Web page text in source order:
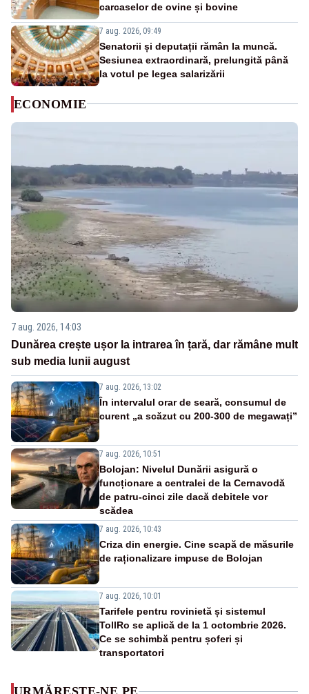
carcaselor de ovine și bovine
7 aug. 2026, 09:49
Senatorii și deputații rămân la muncă.
Sesiunea extraordinară, prelungită până
la votul pe legea salarizării
ECONOMIE
7 aug. 2026, 14:03
Dunărea crește ușor la intrarea în țară, dar rămâne mult
sub media lunii august
7 aug. 2026, 13:02
În intervalul orar de seară, consumul de
curent „a scăzut cu 200-300 de megawați”
7 aug. 2026, 10:51
Bolojan: Nivelul Dunării asigură o
funcționare a centralei de la Cernavodă
de patru-cinci zile dacă debitele vor
scădea
7 aug. 2026, 10:43
Criza din energie. Cine scapă de măsurile
de raționalizare impuse de Bolojan
7 aug. 2026, 10:01
Tarifele pentru rovinietă și sistemul
TollRo se aplică de la 1 octombrie 2026.
Ce se schimbă pentru șoferi și
transportatori